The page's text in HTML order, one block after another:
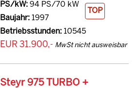
PS/kW:94 PS/70 kW
Baujahr:1997
Betriebsstunden:10545
TOP
EUR 31.900,- MwSt nicht ausweisbar
Steyr 975 TURBO +